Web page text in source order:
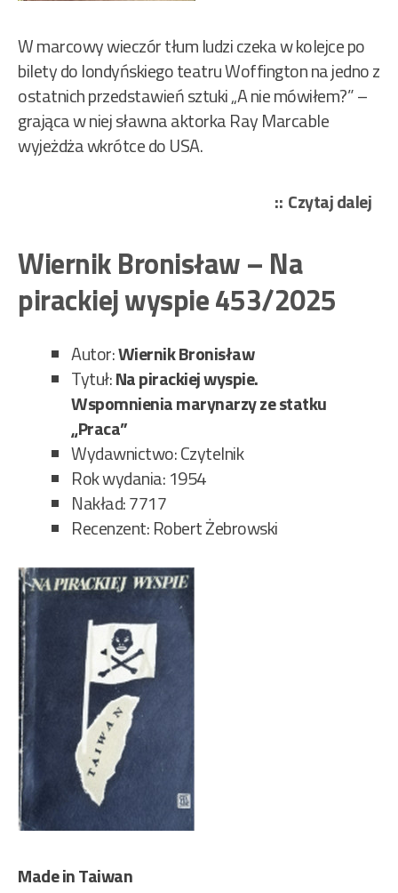
W marcowy wieczór tłum ludzi czeka w kolejce po
bilety do londyńskiego teatru Woffington na jedno z
ostatnich przedstawień sztuki „A nie mówiłem?” –
grająca w niej sławna aktorka Ray Marcable
wyjeżdża wkrótce do USA.
Czytaj dalej
Wiernik Bronisław – Na
pirackiej wyspie 453/2025
Autor:Wiernik Bronisław
Tytuł:Na pirackiej wyspie.
Wspomnienia marynarzy ze statku
„Praca”
Wydawnictwo: Czytelnik
Rok wydania: 1954
Nakład: 7717
Recenzent: Robert Żebrowski
Made in Taiwan